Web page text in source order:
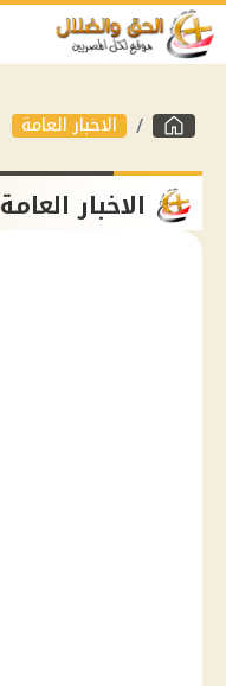
الاخبار العامة
الاخبار العامة